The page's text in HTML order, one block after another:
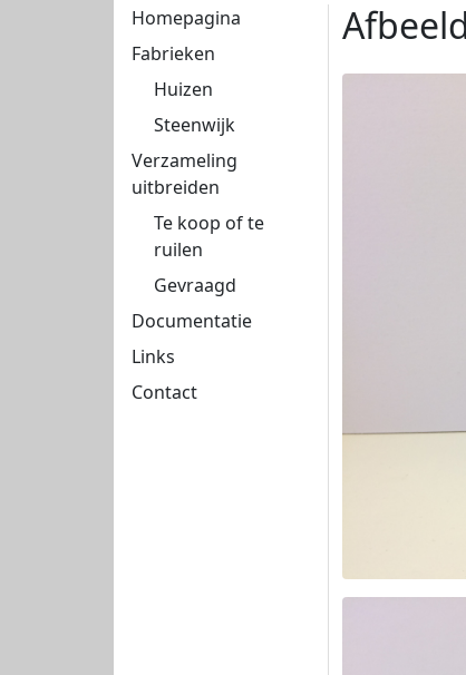
Homepagina
Fabrieken
Huizen
Steenwijk
Verzameling
uitbreiden
Te koop of te
ruilen
Gevraagd
Documentatie
Links
Contact